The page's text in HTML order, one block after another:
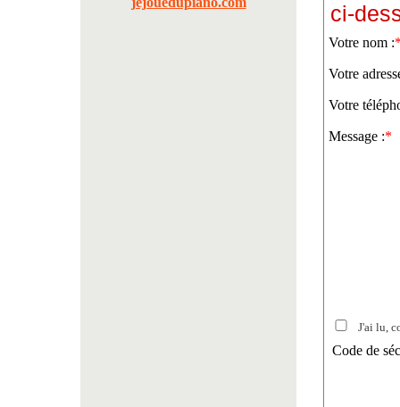
ci-
Votre nom :
Votre
Votre
Message :*
J'ai lu,
Code de